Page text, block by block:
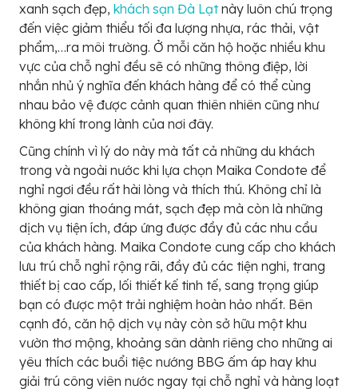
xanh sạch đẹp, khách sạn Đà Lạtnày luôn chú trọng
đến việc giảm thiểu tối đa lượng nhựa, rác thải, vật
phẩm,…ra môi trường. Ở mỗi căn hộ hoặc nhiều khu
vực của chỗ nghỉ đều sẽ có những thông điệp, lời
nhắn nhủ ý nghĩa đến khách hàng để có thể cùng
nhau bảo vệ được cảnh quan thiên nhiên cũng như
không khí trong lành của nơi đây.
Cũng chính vì lý do này mà tất cả những du khách
trong và ngoài nước khi lựa chọn Maika Condote để
nghỉ ngơi đều rất hài lòng và thích thú. Không chỉ là
không gian thoáng mát, sạch đẹp mà còn là những
dịch vụ tiện ích, đáp ứng được đầy đủ các nhu cầu
của khách hàng. Maika Condote cung cấp cho khách
lưu trú chỗ nghỉ rộng rãi, đầy đủ các tiện nghi, trang
thiết bị cao cấp, lối thiết kế tinh tế, sang trọng giúp
bạn có được một trải nghiệm hoàn hảo nhất. Bên
cạnh đó, căn hộ dịch vụ này còn sở hữu một khu
vườn thơ mộng, khoảng sân dành riêng cho những ai
yêu thích các buổi tiệc nướng BBG ấm áp hay khu
giải trú công viên nước ngay tại chỗ nghỉ và hàng loạt